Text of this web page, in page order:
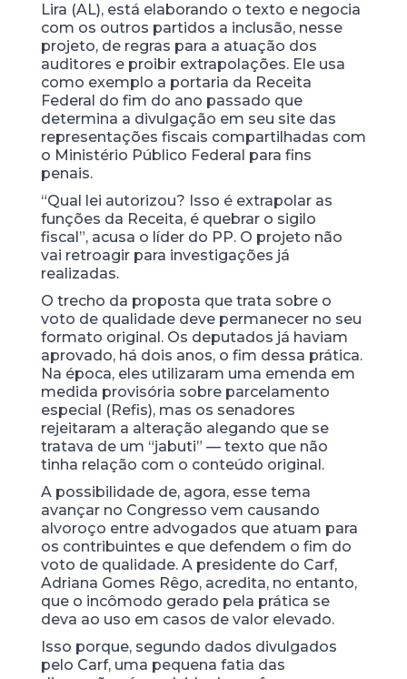
Lira (AL), está elaborando o texto e negocia
com os outros partidos a inclusão, nesse
projeto, de regras para a atuação dos
auditores e proibir extrapolações. Ele usa
como exemplo a portaria da Receita
Federal do fim do ano passado que
determina a divulgação em seu site das
representações fiscais compartilhadas com
o Ministério Público Federal para fins
penais.
“Qual lei autorizou? Isso é extrapolar as
funções da Receita, é quebrar o sigilo
fiscal”, acusa o líder do PP. O projeto não
vai retroagir para investigações já
realizadas.
O trecho da proposta que trata sobre o
voto de qualidade deve permanecer no seu
formato original. Os deputados já haviam
aprovado, há dois anos, o fim dessa prática.
Na época, eles utilizaram uma emenda em
medida provisória sobre parcelamento
especial (Refis), mas os senadores
rejeitaram a alteração alegando que se
tratava de um “jabuti” — texto que não
tinha relação com o conteúdo original.
A possibilidade de, agora, esse tema
avançar no Congresso vem causando
alvoroço entre advogados que atuam para
os contribuintes e que defendem o fim do
voto de qualidade. A presidente do Carf,
Adriana Gomes Rêgo, acredita, no entanto,
que o incômodo gerado pela prática se
deva ao uso em casos de valor elevado.
Isso porque, segundo dados divulgados
pelo Carf, uma pequena fatia das